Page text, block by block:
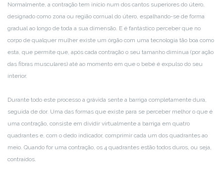
Normalmente, a contração tem início num dos cantos superiores do útero,
designado como zona ou região cornual do útero, espalhando-se de forma
gradual ao longo de toda a sua dimensão. E é fantástico perceber que no
corpo de qualquer mulher existe um órgão com uma tecnologia tão boa como
esta, que permite que, após cada contração o seu tamanho diminua (por ação
das fibras musculares) até ao momento em que o bebé é expulso do seu
interior.
Durante todo este processo a grávida sente a barriga completamente dura,
seguida de dor. Uma das formas que existe para se perceber melhor o que é
uma contração, consiste em dividir virtualmente a barriga em quatro
quadrantes e, com o dedo indicador, comprimir cada um dos quadrantes ao
meio. Quando for uma contração, os 4 quadrantes estão todos duros, ou seja,
contraídos.